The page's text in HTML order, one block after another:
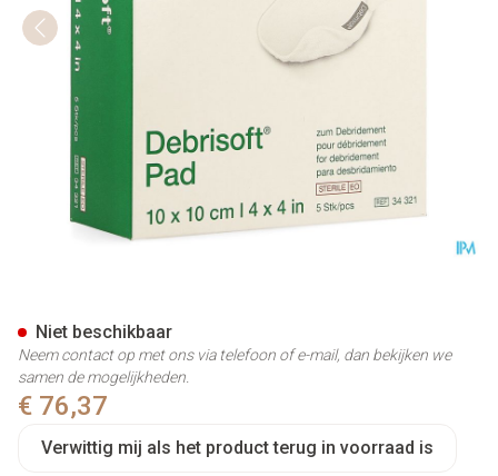
€ 76,37
Verwittig mij als het product terug in voorraad is
Niet beschikbaar
Neem contact op met ons via telefoon of e-mail, dan bekijken we
samen de mogelijkheden.